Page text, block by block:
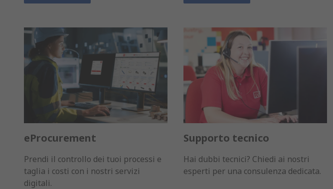
eProcurement
Prendi il controllo dei tuoi processi e
taglia i costi con i nostri servizi
digitali.
Supporto tecnico
Hai dubbi tecnici? Chiedi ai nostri
esperti per una consulenza dedicata.